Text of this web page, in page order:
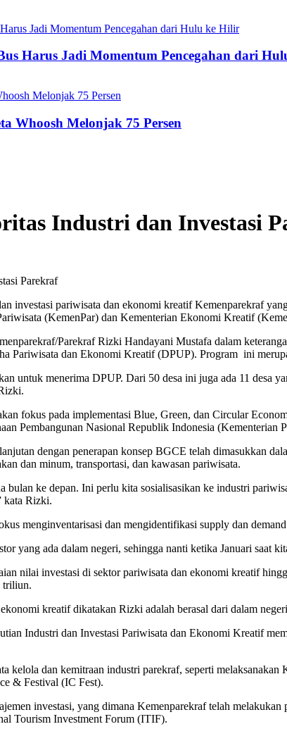
Harus Jadi Momentum Pencegahan dari
Whoosh Melonjak 75 Persen
Industri dan Investasi
Parekraf
investasi pariwisata dan ekonomi kreatif Kemenparekraf
(KemenPar) dan Kementerian Ekonomi Kreatif
Parekraf Rizki Handayani Mustafa dalam
Pariwisata dan Ekonomi Kreatif (DPUP). Program ini
untuk menerima DPUP. Dari 50 desa ini juga ada 11 desa
fokus pada implementasi Blue, Green, dan Circular
Pembangunan Nasional Republik Indonesia (Kementerian
dengan penerapan konsep BGCE telah dimasukkan
dan minum, transportasi, dan kawasan pariwisata.
bulan ke depan. Ini perlu kita sosialisasikan ke industri
kata Rizki.
menginventarisasi dan mengidentifikasi supply dan
yang ada dalam negeri, sehingga nanti ketika Januari saat
nilai investasi di sektor pariwisata dan ekonomi kreatif
triliun.
kreatif dikatakan Rizki adalah berasal dari dalam
Industri dan Investasi Pariwisata dan Ekonomi Kreatif
kelola dan kemitraan industri parekraf, seperti
& Festival (IC Fest).
investasi, yang dimana Kemenparekraf telah
Tourism Investment Forum (ITIF).